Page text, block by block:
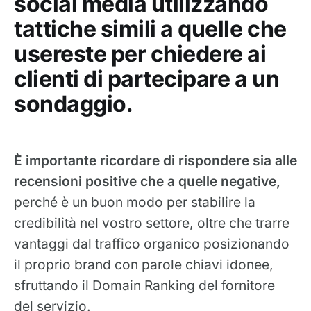
tattiche simili a quelle che
usereste per chiedere ai
clienti di partecipare a un
sondaggio.
È importante ricordare di rispondere sia alle
recensioni positive che a quelle negative,
perché è un buon modo per stabilire la
credibilità nel vostro settore, oltre che trarre
vantaggi dal traffico organico posizionando
il proprio brand con parole chiavi idonee,
sfruttando il Domain Ranking del fornitore
del servizio.